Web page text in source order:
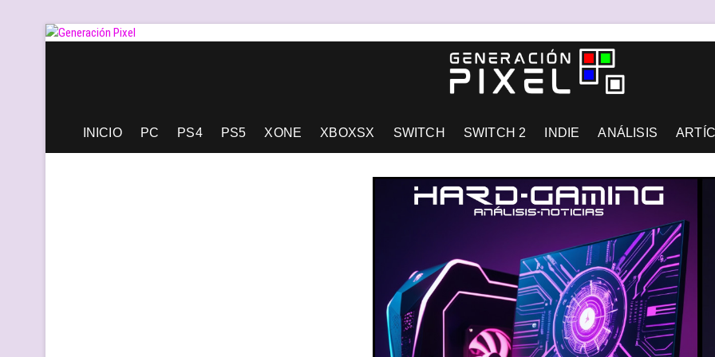
Saltar
Generación Pixel
INICIO PC PS4 PS5 XONE XBOXSX SWITCH SWITCH 2 INDIE ANÁLISIS